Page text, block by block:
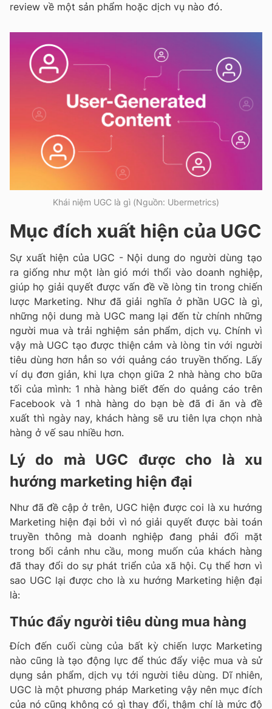
review về một sản phẩm hoặc dịch vụ nào đó.
Khái niệm UGC là gì (Nguồn: Ubermetrics)
Mục đích xuất hiện của UGC
Sự xuất hiện của UGC - Nội dung do người dùng tạo
ra giống như một làn gió mới thổi vào doanh nghiệp,
giúp họ giải quyết được vấn đề về lòng tin trong chiến
lược Marketing. Như đã giải nghĩa ở phần UGC là gì,
những nội dung mà UGC mang lại đến từ chính những
người mua và trải nghiệm sản phẩm, dịch vụ. Chính vì
vậy mà UGC tạo được thiện cảm và lòng tin với người
tiêu dùng hơn hẳn so với quảng cáo truyền thống. Lấy
ví dụ đơn giản, khi lựa chọn giữa 2 nhà hàng cho bữa
tối của mình: 1 nhà hàng biết đến do quảng cáo trên
Facebook và 1 nhà hàng do bạn bè đã đi ăn và đề
xuất thì ngày nay, khách hàng sẽ ưu tiên lựa chọn nhà
hàng ở vế sau nhiều hơn.
Lý do mà UGC được cho là xu
hướng marketing hiện đại
Như đã đề cập ở trên, UGC hiện được coi là xu hướng
Marketing hiện đại bởi vì nó giải quyết được bài toán
truyền thông mà doanh nghiệp đang phải đối mặt
trong bối cảnh nhu cầu, mong muốn của khách hàng
đã thay đổi do sự phát triển của xã hội. Cụ thể hơn vì
sao UGC lại được cho là xu hướng Marketing hiện đại
là:
Thúc đẩy người tiêu dùng mua hàng
Đích đến cuối cùng của bất kỳ chiến lược Marketing
nào cũng là tạo động lực để thúc đẩy việc mua và sử
dụng sản phẩm, dịch vụ tới người tiêu dùng. Dĩ nhiên,
UGC là một phương pháp Marketing vậy nên mục đích
của nó cũng không có gì thay đổi, thậm chí là mức độ